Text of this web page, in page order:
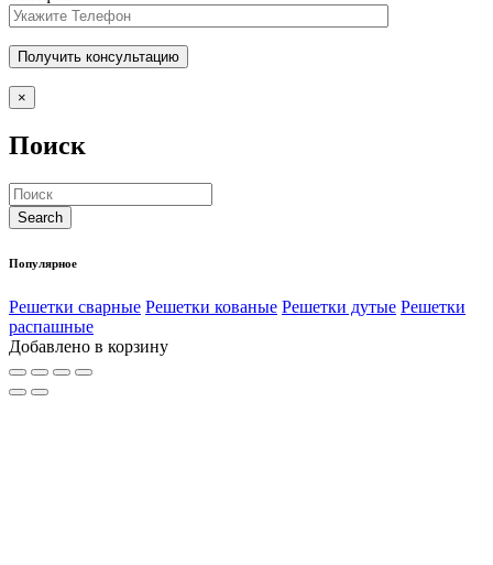
×
Поиск
Популярное
Решетки сварные Решетки кованые Решетки дутые Решетки
распашные
Добавлено в корзину